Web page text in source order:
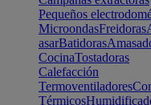
Pequeños
MicroondasFreidoras
asarBatidoras
CocinaTostadoras
Calefacción
Termoventiladores
Térmicos